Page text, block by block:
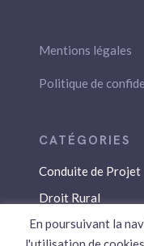
Mentions légales
Politique de
Conduite de Projet
Droit Rural
Droit Social
En poursuivant la